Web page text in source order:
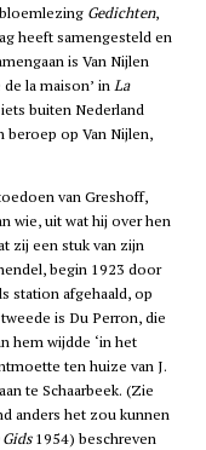
Gedichten,
heeft samengesteld en
is Van Nijlen
la maison’ inLa
buiten Nederland
beroep op Van Nijlen,
van Greshoff,
wie, uit wat hij over hen
zij een stuk van zijn
begin 1923 door
station afgehaald, op
is Du Perron, die
hem wijdde ‘in het
ten huize van J.
te Schaarbeek. (Zie
anders het zou kunnen
1954) beschreven